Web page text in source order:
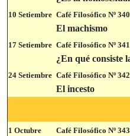
10 Setiembre Café Filosófico Nº 340
El machismo
17 Setiembre Café Filosófico Nº 341
¿En qué consiste
24 Setiembre Café Filosófico Nº 342
El incesto
1 Octubre
Café Filosófico Nº 343